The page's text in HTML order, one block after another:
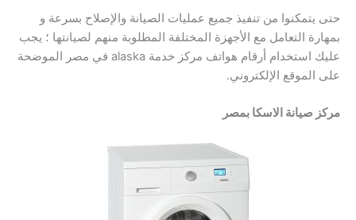
حتى يتمكنوا من تنفيذ جميع عمليات الصيانة والإصلاح بسرعة و
بمهارة التعامل مع الأجهزة المختلفة المطلوبة منهم لصيانتها ؛ يجب
عليك استخدام أرقام هواتف مركز خدمة alaska في مصر الموضحة
على الموقع الإلكتروني.
مركز صيانة الاسكا بمصر